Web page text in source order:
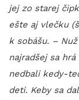
jej zo starej
ešte aj vlečku
k sobášu. –
najradšej sa
nedbali kedy-
deti. Keby sa